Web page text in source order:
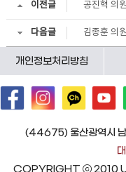
이전글
다음글 김종훈 의
개인정보처리방침
(44675) 울산광역시 남
COPYRIGHT ⓒ 2010